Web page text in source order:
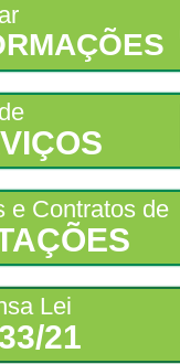
e Contratos de
Lei
21